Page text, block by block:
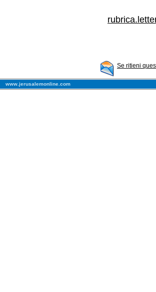
Se ritieni
www.jerusalemonline.com